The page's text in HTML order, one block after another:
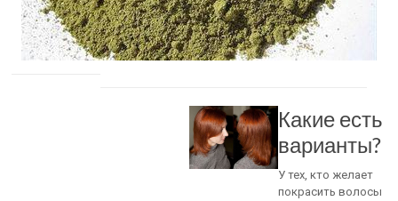
Какие есть
варианты?
У тех, кто желает
покрасить волосы